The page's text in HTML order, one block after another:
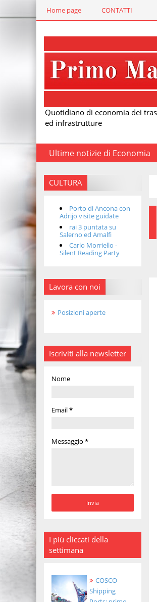
Home page CONTATTI
Quotidiano di economia dei
ed infrastrutture
Ultime notizie di Economia
CULTURA
Porto di Ancona con
Adrijo visite guidate
rai 3 puntata su
Salerno ed Amalfi
Carlo Morriello -
Silent Reading Party
Lavora con noi
Posizioni aperte
Iscriviti alla newsletter
Nome
Email*
Messaggio *
I più cliccati della
settimana
COSCO
Shipping